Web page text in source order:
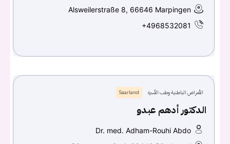
Alsweilerstraße 8, 66646 Marpingen
+4968532081
الأمراض الباطنية وطب الأسرة Saarland
الدكتور أدهم عبدو
Dr. med. Adham-Rouhi Abdo